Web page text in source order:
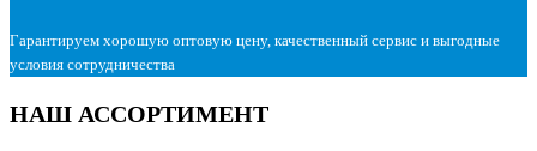
Гарантируем хорошую оптовую цену, качественный сервис и выгодные
условия сотрудничества
НАШ АССОРТИМЕНТ